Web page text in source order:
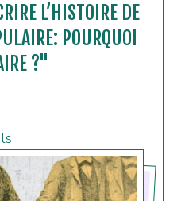
L’HISTOIRE DE
POURQUOI
?"